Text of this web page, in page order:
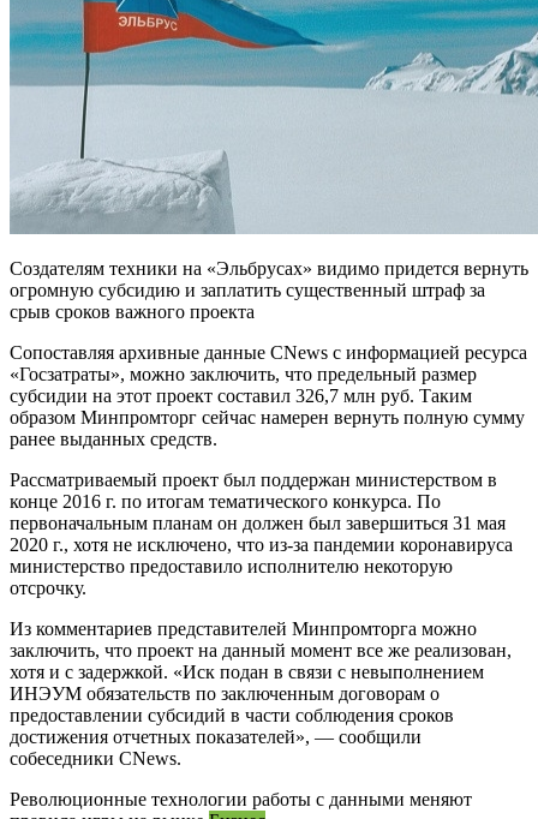
Создателям техники на «Эльбрусах» видимо придется вернуть
огромную субсидию и заплатить существенный штраф за
срыв сроков важного проекта
Сопоставляя архивные данные CNews с информацией ресурса
«Госзатраты», можно заключить, что предельный размер
субсидии на этот проект составил 326,7 млн руб. Таким
образом Минпромторг сейчас намерен вернуть полную сумму
ранее выданных средств.
Рассматриваемый проект был поддержан министерством в
конце 2016 г. по итогам тематического конкурса. По
первоначальным планам он должен был завершиться 31 мая
2020 г., хотя не исключено, что из-за пандемии коронавируса
министерство предоставило исполнителю некоторую
отсрочку.
Из комментариев представителей Минпромторга можно
заключить, что проект на данный момент все же реализован,
хотя и с задержкой. «Иск подан в связи с невыполнением
ИНЭУМ обязательств по заключенным договорам о
предоставлении субсидий в части соблюдения сроков
достижения отчетных показателей», — сообщили
собеседники CNews.
Революционные технологии работы с данными меняют